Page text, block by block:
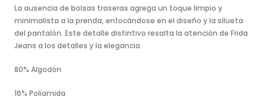
La ausencia de bolsas traseras agrega un toque limpio y
minimalista a la prenda, enfocándose en el diseño y la silueta
del pantalón. Este detalle distintivo resalta la atención de Frida
Jeans a los detalles y la elegancia.
80% Algodón
16% Poliamida